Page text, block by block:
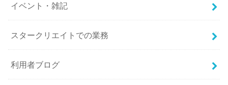
イベント・雑記
スタークリエイトでの業務
利用者ブログ